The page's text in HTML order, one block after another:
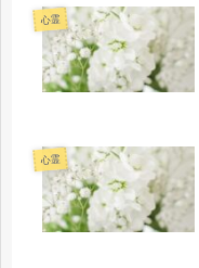
心霊
心霊